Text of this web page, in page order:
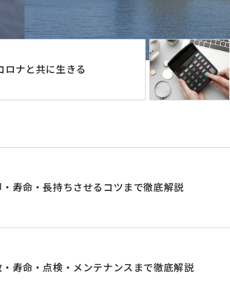
ロナと共に生きる
寿命・長持ちさせるコツまで徹底解説
寿命・点検・メンテナンスまで徹底解説